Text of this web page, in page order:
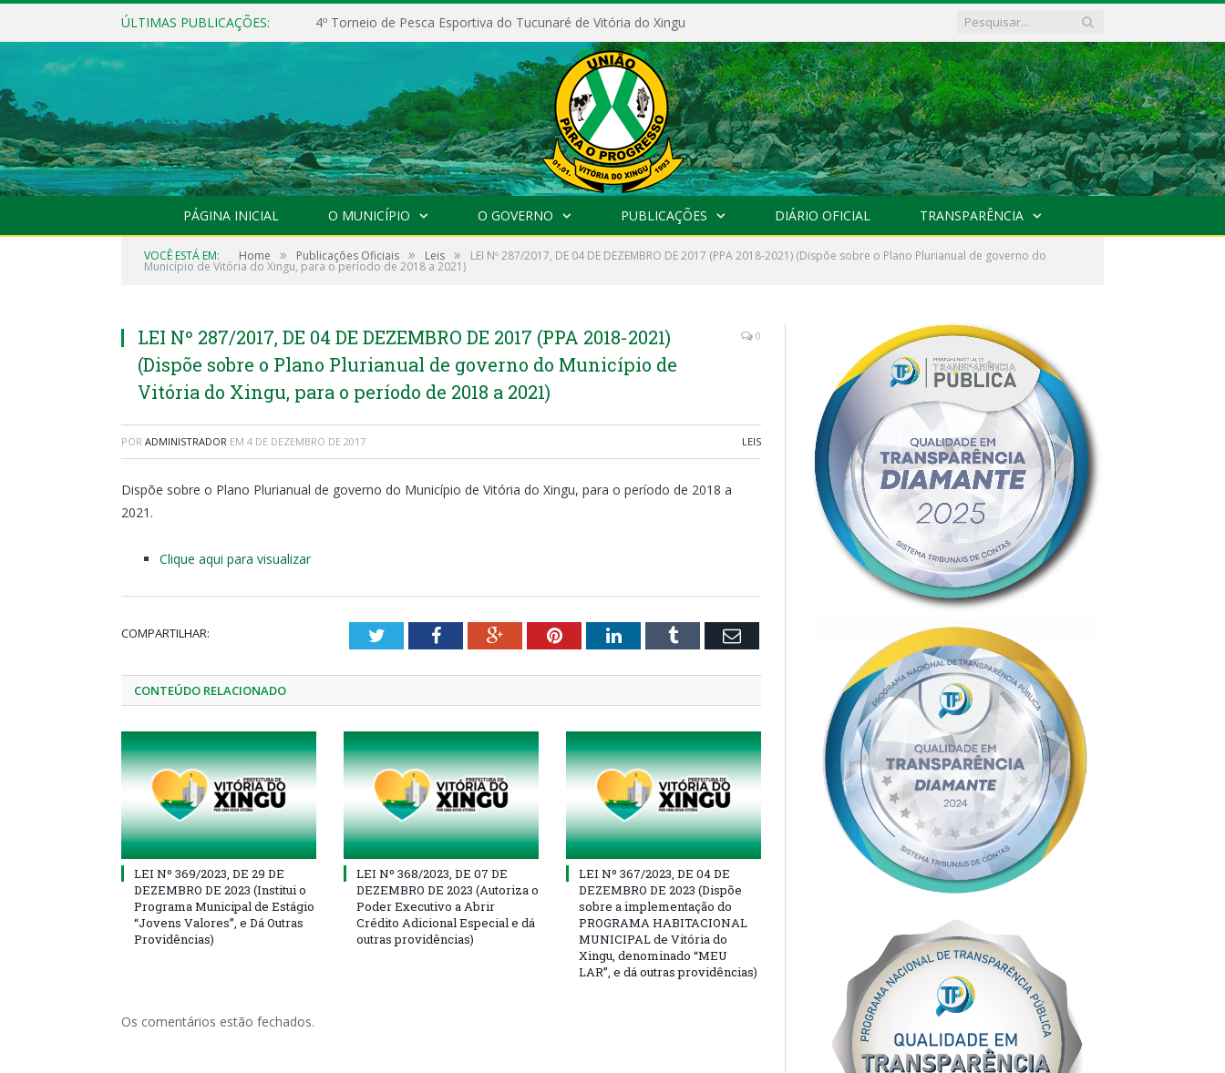
ÚLTIMAS PUBLICAÇÕES: 4º Torneio de Pesca Esportiva do Tucunaré de Vitória do Xingu
PÁGINA INICIAL O MUNICÍPIO O GOVERNO PUBLICAÇÕES DIÁRIO OFICIAL TRANSPARÊNCIA
VOCÊ ESTÁ EM: Home » Publicações Oficiais » Leis » LEI Nº 287/2017, DE 04 DE DEZEMBRO DE 2017 (PPA 2018-2021) (Dispõe sobre o Plano Plurianual de governo do
Município de Vitória do Xingu, para o período de 2018 a 2021)
LEI Nº 287/2017, DE 04 DE DEZEMBRO DE 2017 (PPA 2018-2021)
(Dispõe sobre o Plano Plurianual de governo do Município de
Vitória do Xingu, para o período de 2018 a 2021)
0
POR ADMINISTRADOR EM 4 DE DEZEMBRO DE 2017 LEIS
Dispõe sobre o Plano Plurianual de governo do Município de Vitória do Xingu, para o período de 2018 a
2021.
Clique aqui para visualizar
COMPARTILHAR: TwitterFacebookGoogle+PinterestLinkedInTumblr Email
CONTEÚDO RELACIONADO
LEI Nº 369/2023, DE 29 DE
DEZEMBRO DE 2023 (Institui o
Programa Municipal de Estágio
“Jovens Valores”, e Dá Outras
Providências)
LEI Nº 368/2023, DE 07 DE
DEZEMBRO DE 2023 (Autoriza o
Poder Executivo a Abrir
Crédito Adicional Especial e dá
outras providências)
LEI Nº 367/2023, DE 04 DE
DEZEMBRO DE 2023 (Dispõe
sobre a implementação do
PROGRAMA HABITACIONAL
MUNICIPAL de Vitória do
Xingu, denominado “MEU
LAR”, e dá outras providências)
Os comentários estão fechados.